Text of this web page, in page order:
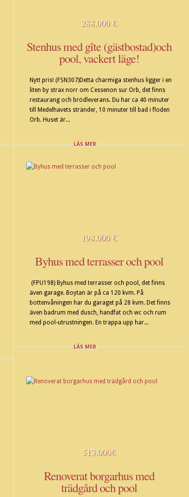
288.000 €
Stenhus med gîte (gästbostad)och
pool, vackert läge!
Nytt pris! (FSN307)Detta charmiga stenhus ligger i en
liten by strax norr om Cessenon sur Orb, det finns
restaurang och brödleverans. Du har ca 40 minuter
till Medelhavets stränder, 10 minuter till bad i floden
Orb. Huset är...
LÄS MER
198.000 €
Byhus med terrasser och pool
(FPU198) Byhus med terrasser och pool, det finns
även garage. Boytan är på ca 120 kvm. På
bottenvåningen har du garaget på 28 kvm. Det finns
även badrum med dusch, handfat och wc och rum
med pool-utrustningen. En trappa upp har...
LÄS MER
513.000€
Renoverat borgarhus med
trädgård och pool